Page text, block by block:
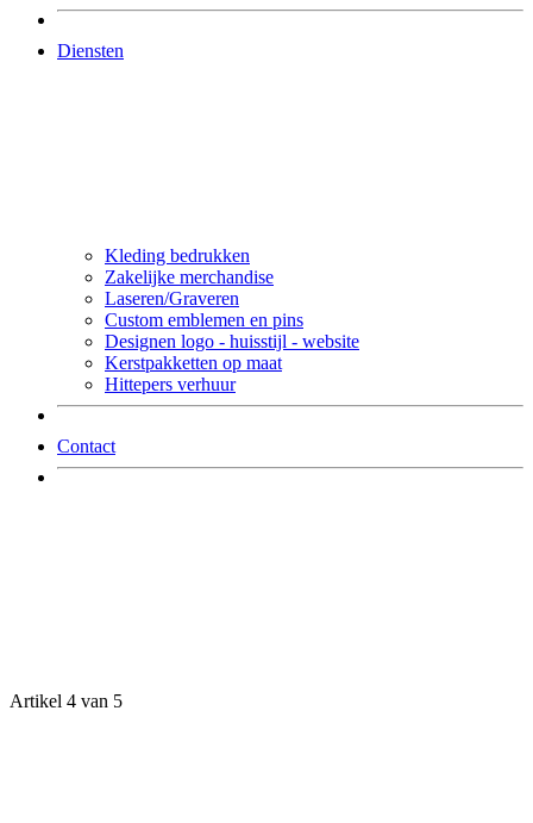
Diensten
Kleding bedrukken
Zakelijke merchandise
Laseren/Graveren
Custom emblemen en pins
Designen logo - huisstijl - website
Kerstpakketten op maat
Hittepers verhuur
Contact
Artikel 4 van 5